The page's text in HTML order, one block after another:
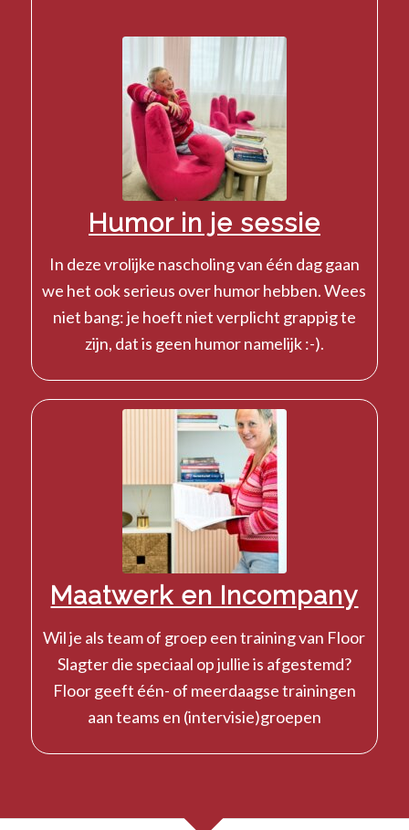
Humor in je sessie
In deze vrolijke nascholing van één dag gaan
we het ook serieus over humor hebben. Wees
niet bang: je hoeft niet verplicht grappig te
zijn, dat is geen humor namelijk :-).
Maatwerk en Incompany
Wil je als team of groep een training van Floor
Slagter die speciaal op jullie is afgestemd?
Floor geeft één- of meerdaagse trainingen
aan teams en (intervisie)groepen